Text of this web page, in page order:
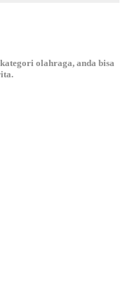
olahraga, anda bisa